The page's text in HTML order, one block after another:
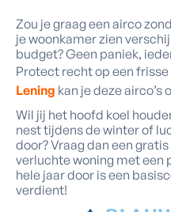
Zou je graag een airco
je woonkamer zien
budget? Geen paniek,
Protect recht op een
Lening kan je deze
Wil jij het hoofd koel
nest tijdens de winter of
door? Vraag dan een
verluchte woning met
hele jaar door is een
verdient!